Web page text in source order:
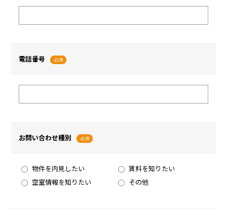
電話番号 必須
お問い合わせ種別 必須
物件を内見したい
賃料を知りたい
空室情報を知りたい
その他